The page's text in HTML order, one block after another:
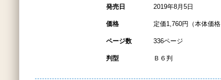
発売日 2019年8月5日
価格 定価1,760円（本体価
ページ数 336ページ
判型 Ｂ６判